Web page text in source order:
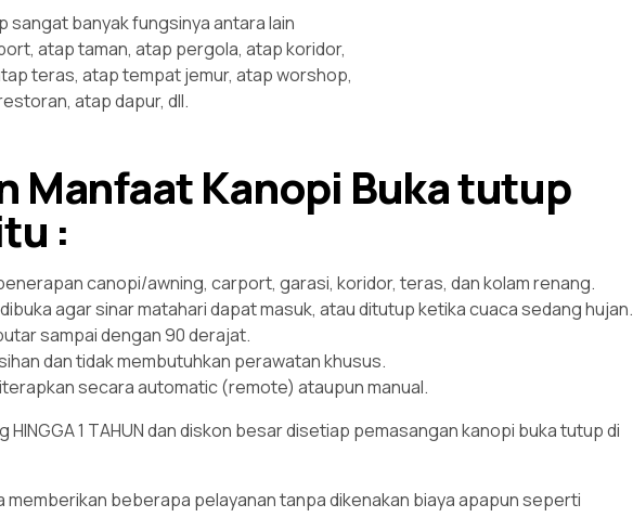
sangat banyak fungsinya antara lain
atap taman, atap pergola, atap koridor,
teras, atap tempat jemur, atap worshop,
atap dapur, dll.
Manfaat Kanopi Buka tutup
:
canopi/awning, carport, garasi, koridor, teras, dan kolam renang.
agar sinar matahari dapat masuk, atau ditutup ketika cuaca sedang hujan.
sampai dengan 90 derajat.
dan tidak membutuhkan perawatan khusus.
secara automatic (remote) ataupun manual.
1 TAHUN dan diskon besar disetiap pemasangan kanopi buka tutup di
memberikan beberapa pelayanan tanpa dikenakan biaya apapun seperti